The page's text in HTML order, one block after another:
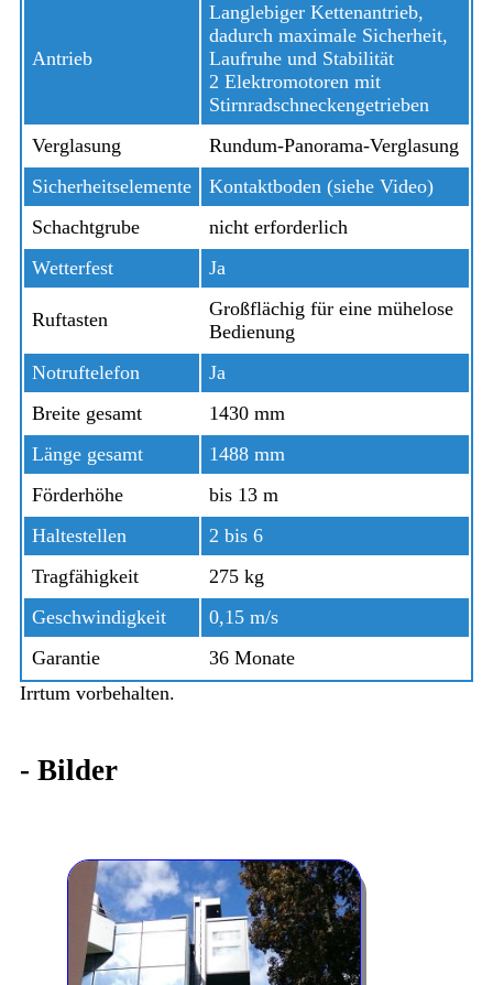
Antrieb
Langlebiger Kettenantrieb,
dadurch maximale Sicherheit,
Laufruhe und Stabilität
2 Elektromotoren mit
Stirnradschneckengetrieben
Verglasung
Rundum-Panorama-Verglasung
Sicherheitselemente
Kontaktboden (siehe Video)
Schachtgrube
nicht erforderlich
Wetterfest
Ja
Ruftasten
Großflächig für eine mühelose
Bedienung
Notruftelefon
Ja
Breite gesamt
1430 mm
Länge gesamt
1488 mm
Förderhöhe
bis 13 m
Haltestellen
2 bis 6
Tragfähigkeit
275 kg
Geschwindigkeit
0,15 m/s
Garantie
36 Monate
Irrtum vorbehalten.
- Bilder